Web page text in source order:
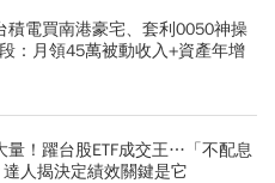
積電買南港豪宅、套利0050神操
：月領45萬被動收入+資產年增
量！躍台股ETF成交王…「不配息
人揭決定績效關鍵是它